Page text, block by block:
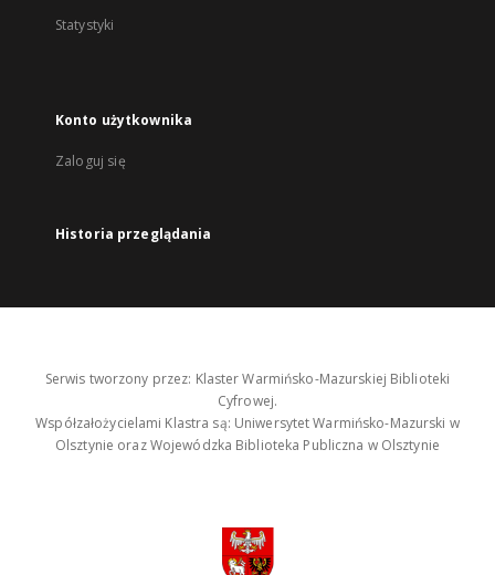
Statystyki
Konto użytkownika
Zaloguj się
Historia przeglądania
Serwis tworzony przez: Klaster Warmińsko-Mazurskiej Biblioteki
Cyfrowej.
Współzałożycielami Klastra są: Uniwersytet Warmińsko-Mazurski w
Olsztynie oraz Wojewódzka Biblioteka Publiczna w Olsztynie